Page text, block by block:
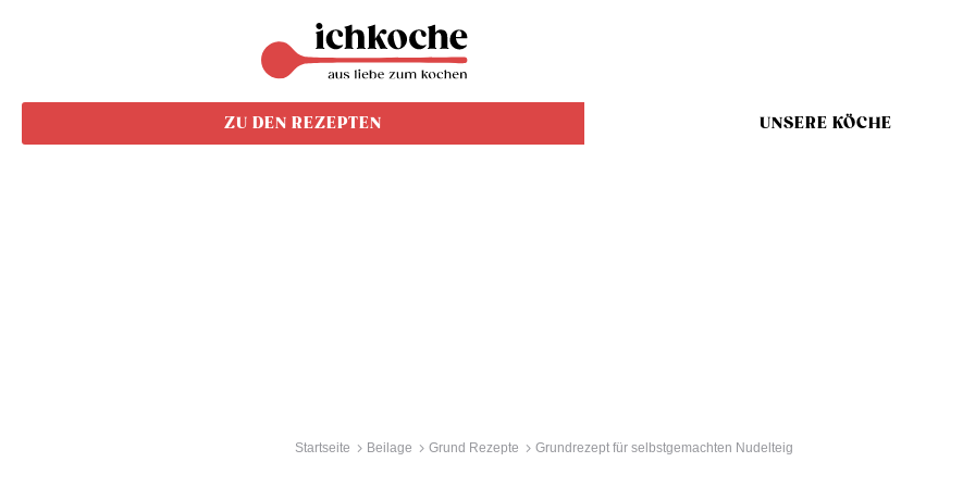
ZU DEN REZEPTEN UNSERE KÖCHE
Startseite Beilage Grund Rezepte Grundrezept für selbstgemachten Nudelteig